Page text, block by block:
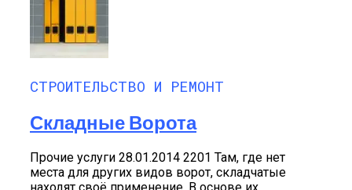
СТРОИТЕЛЬСТВО И РЕМОНТ
Складные Ворота
Прочие услуги 28.01.2014 2201 Там, где нет
места для других видов ворот, складчатые